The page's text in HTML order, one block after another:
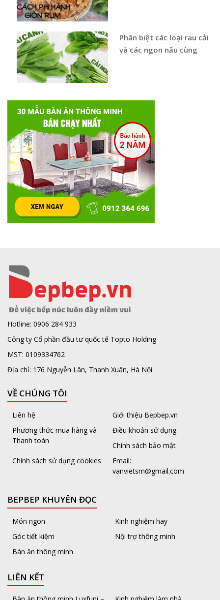
Phân biệt các loại rau cải
và các ngon nấu cùng
Hotline: 0906 284 933
Công ty Cổ phần đầu tư quốc tế Topto Holding
MST: 0109334762
Địa chỉ: 176 Nguyễn Lân, Thanh Xuân, Hà Nội
VỀ CHÚNG TÔI
Liên hệ
Giới thiệu Bepbep.vn
Phương thức mua hàng và
Thanh toán
Điều khoản sử dụng
Chính sách bảo mật
Chính sách sử dụng cookies
Email:
vanvietsm@gmail.com
BEPBEP KHUYÊN ĐỌC
Món ngon
Kinh nghiệm hay
Góc tiết kiệm
Nội trợ thông minh
Bàn ăn thông minh
LIÊN KẾT